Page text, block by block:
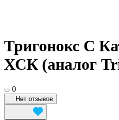
Тригонокс С
ХСК (аналог
0
Нет отзывов